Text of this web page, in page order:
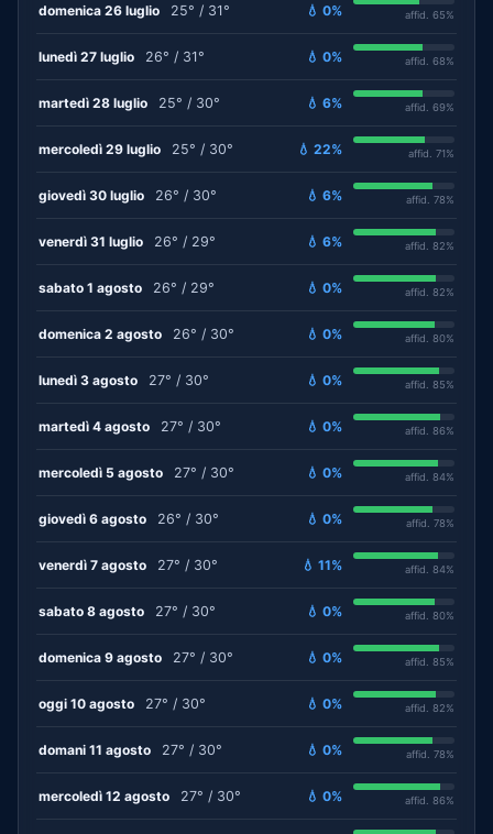
domenica 26 luglio 25° / 31° 💧 0% affid. 65%
lunedì 27 luglio 26° / 31° 💧 0% affid. 68%
martedì 28 luglio 25° / 30° 💧 6% affid. 69%
mercoledì 29 luglio 25° / 30° 💧 22% affid. 71%
giovedì 30 luglio 26° / 30° 💧 6% affid. 78%
venerdì 31 luglio 26° / 29° 💧 6% affid. 82%
sabato 1 agosto 26° / 29° 💧 0% affid. 82%
domenica 2 agosto 26° / 30° 💧 0% affid. 80%
lunedì 3 agosto 27° / 30° 💧 0% affid. 85%
martedì 4 agosto 27° / 30° 💧 0% affid. 86%
mercoledì 5 agosto 27° / 30° 💧 0% affid. 84%
giovedì 6 agosto 26° / 30° 💧 0% affid. 78%
venerdì 7 agosto 27° / 30° 💧 11% affid. 84%
sabato 8 agosto 27° / 30° 💧 0% affid. 80%
domenica 9 agosto 27° / 30° 💧 0% affid. 85%
oggi 10 agosto 27° / 30° 💧 0% affid. 82%
domani 11 agosto 27° / 30° 💧 0% affid. 78%
mercoledì 12 agosto 27° / 30° 💧 0% affid. 86%